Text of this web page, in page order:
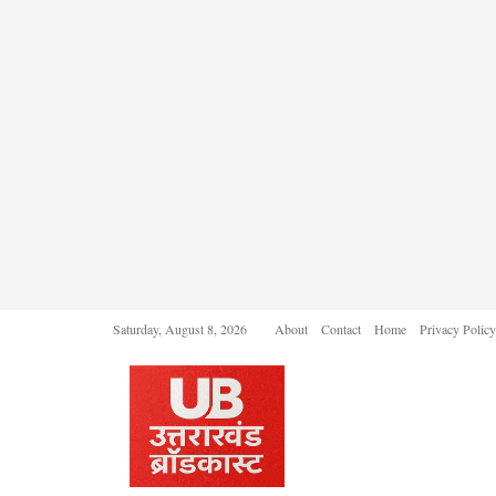
Saturday, August 8, 2026 About Contact Home Privacy Policy